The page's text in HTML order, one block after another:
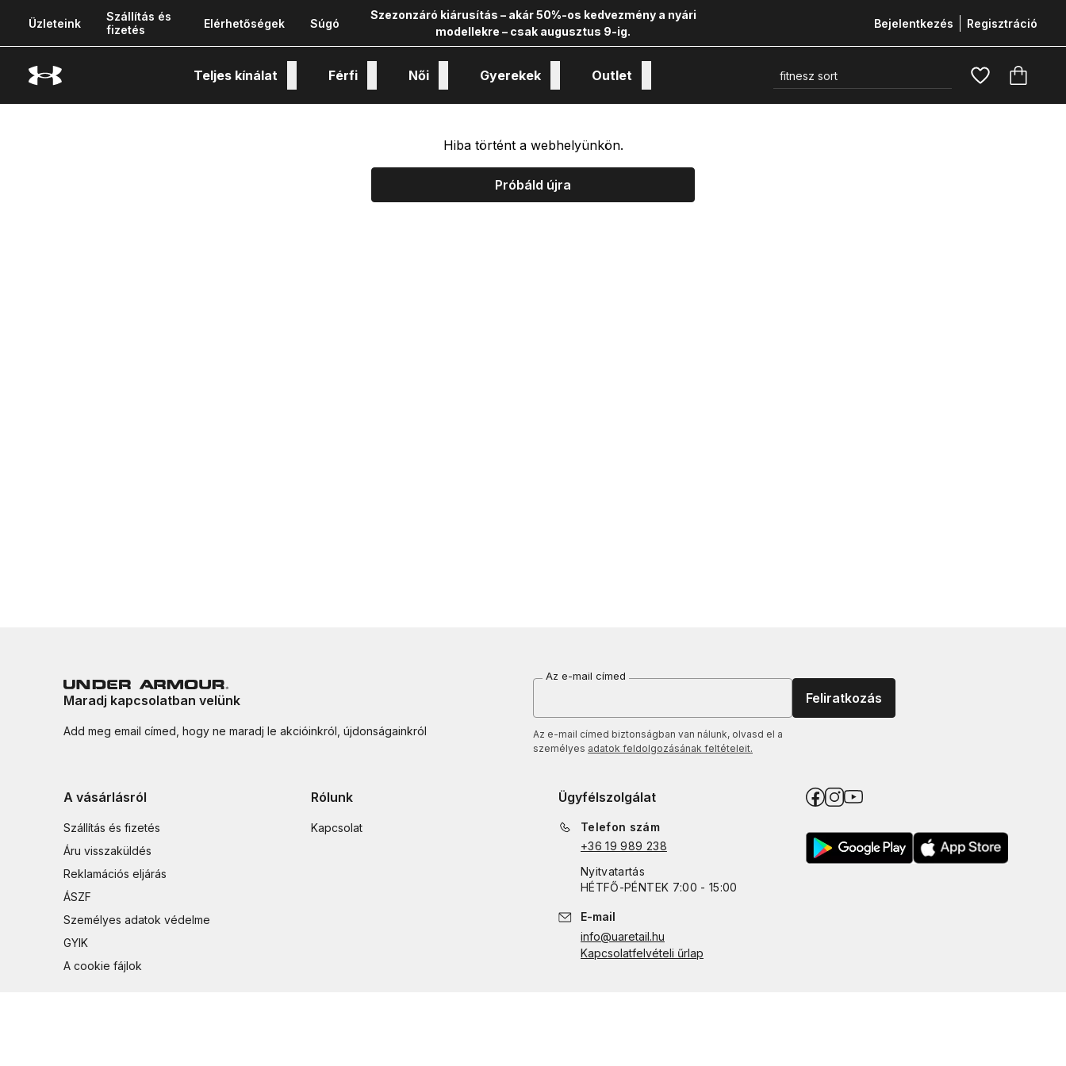
Üzleteink
Szállítás és
fizetés
Elérhetőségek Súgó
Szezonzáró kiárusítás – akár 50%-os kedvezmény a nyári
modellekre – csak augusztus 9-ig.
Bejelentkezés Regisztráció
Teljes kínálat Férfi Női Gyerekek Outlet
Hiba történt a webhelyünkön.
Próbáld újra
Maradj kapcsolatban velünk
Add meg email címed, hogy ne maradj le akcióinkról, újdonságainkról
Az e-mail címed
Feliratkozás
Az e-mail címed biztonságban van nálunk, olvasd el a
személyes adatok feldolgozásának feltételeit.
A vásárlásról
Szállítás és fizetés
Áru visszaküldés
Reklamációs eljárás
ÁSZF
Személyes adatok védelme
GYIK
A cookie fájlok
Rólunk
Kapcsolat
Ügyfélszolgálat
Telefon szám
+36 19 989 238
Nyitvatartás
HÉTFŐ-PÉNTEK 7:00 - 15:00
E-mail
info@uaretail.hu
Kapcsolatfelvételi űrlap